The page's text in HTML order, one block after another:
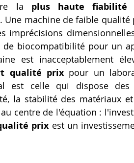
Creality HI combo Filament PETG
la plus haute
Une machine de faible
imprécisions
biocompatibilité pour un
est inacceptablement
qualité prix pour un
est celle qui dispose des
la stabilité des matériaux
prix est un